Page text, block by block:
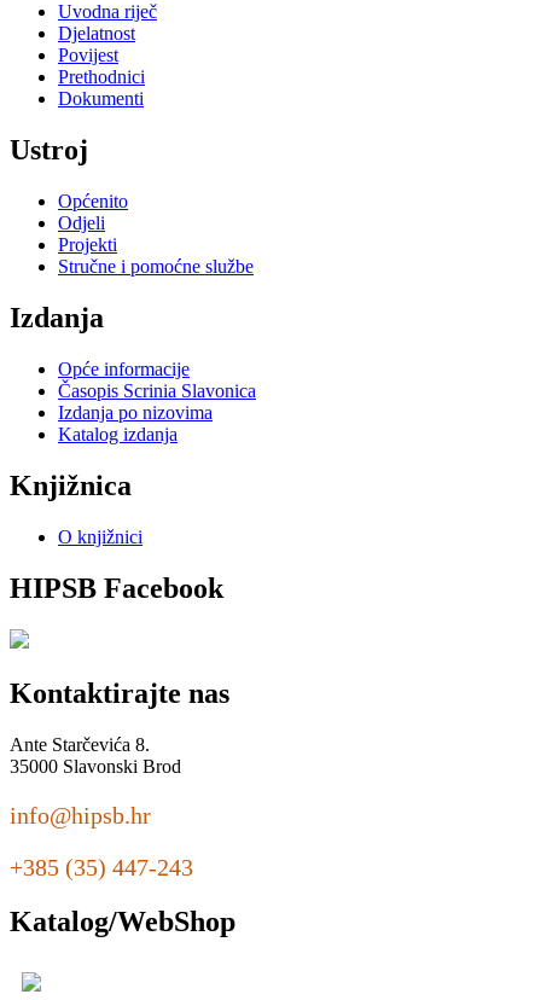
Uvodna riječ
Djelatnost
Povijest
Prethodnici
Dokumenti
Ustroj
Općenito
Odjeli
Projekti
Stručne i pomoćne službe
Izdanja
Opće informacije
Časopis Scrinia Slavonica
Izdanja po nizovima
Katalog izdanja
Knjižnica
O knjižnici
HIPSB Facebook
Kontaktirajte nas
Ante Starčevića 8.
35000 Slavonski Brod
info@hipsb.hr
+385 (35) 447-243
Katalog/WebShop